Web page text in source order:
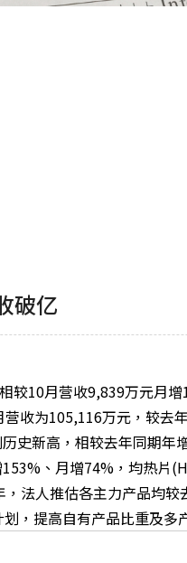
破亿
较10月营收9,839万元月增
营收为105,116万元，较去
史新高，相较去年同期年
153% 、月增74% ，均热片
，法人推估各主力产品均
，提高自有产品比重及